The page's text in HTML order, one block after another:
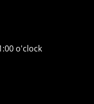
o'clock